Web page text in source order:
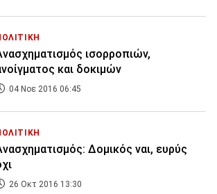
ισορροπιών,
και δοκιμών
04 Νοε 2016 06:45
Δομικός ναι, ευρύς
26 Οκτ 2016 13:30